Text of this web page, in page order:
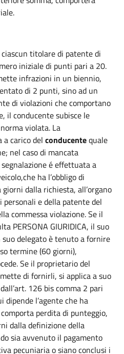
titolare di patente di
iniziale di punti pari a 20.
infrazioni in un biennio,
di 2 punti, sino ad un
di violazioni che comportano
il conducente subisce le
violata. La
carico del conducentequale
nel caso di mancata
é effettuata a
ha l’obbligo di
dalla richiesta, all’organo
personali e della patente del
commessa violazione. Se il
PERSONA GIURIDICA, il suo
delegato è tenuto a fornire
termine (60 giorni),
Se il proprietario del
di fornirli, si applica a suo
126 bis comma 2 pari
dipende l’agente che ha
perdita di punteggio,
dalla definizione della
sia avvenuto il pagamento
pecuniaria o siano conclusi i